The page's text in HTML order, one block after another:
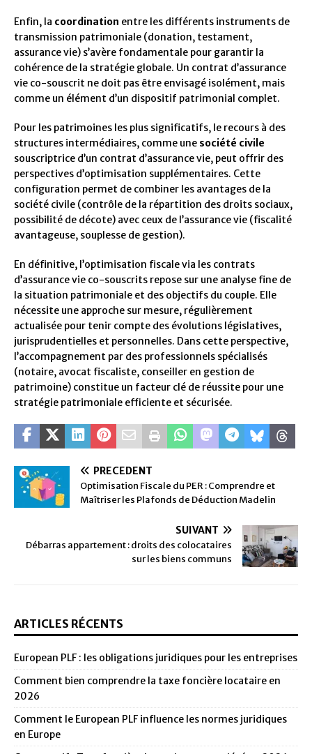
Enfin, la coordination entre les différents instruments de
transmission patrimoniale (donation, testament,
assurance vie) s’avère fondamentale pour garantir la
cohérence de la stratégie globale. Un contrat d’assurance
vie co-souscrit ne doit pas être envisagé isolément, mais
comme un élément d’un dispositif patrimonial complet.
Pour les patrimoines les plus significatifs, le recours à des
structures intermédiaires, comme une société civile
souscriptrice d’un contrat d’assurance vie, peut offrir des
perspectives d’optimisation supplémentaires. Cette
configuration permet de combiner les avantages de la
société civile (contrôle de la répartition des droits sociaux,
possibilité de décote) avec ceux de l’assurance vie (fiscalité
avantageuse, souplesse de gestion).
En définitive, l’optimisation fiscale via les contrats
d’assurance vie co-souscrits repose sur une analyse fine de
la situation patrimoniale et des objectifs du couple. Elle
nécessite une approche sur mesure, régulièrement
actualisée pour tenir compte des évolutions législatives,
jurisprudentielles et personnelles. Dans cette perspective,
l’accompagnement par des professionnels spécialisés
(notaire, avocat fiscaliste, conseiller en gestion de
patrimoine) constitue un facteur clé de réussite pour une
stratégie patrimoniale efficiente et sécurisée.
PRÉCÉDENT
Optimisation Fiscale du PER : Comprendre et
Maîtriser les Plafonds de Déduction Madelin
SUIVANT
Débarras appartement : droits des colocataires
sur les biens communs
ARTICLES RÉCENTS
European PLF : les obligations juridiques pour les entreprises
Comment bien comprendre la taxe foncière locataire en
2026
Comment le European PLF influence les normes juridiques
en Europe